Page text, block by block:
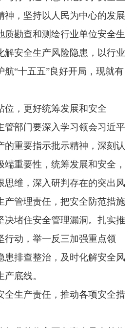
门要深入学习领会习近平
要性，统筹发展和安全，
，深入研判存在的突出风
理责任，把安全防范措施
住安全管理漏洞。扎实推
，举一反三加强重点领
线。
产责任，推动各项安全措
单位主要负责人是本单位
本单位安全生产工作全面
法律法规，以及《自然资
体方案（试行）》相关要
产责任制，明确各岗位责
奖惩机制，确保责任措施
位、具体人员。落实安全
工作，及时消除生产安全